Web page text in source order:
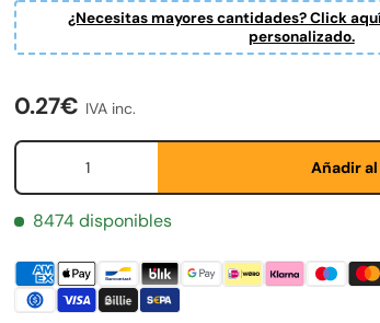
¿Necesitas mayores cantidades? Click
personalizado.
Precio normal
0.27€ IVA inc.
Cant.
Añadir
8474 disponibles